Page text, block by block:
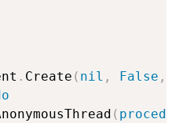
. Create ( nil , False ,
(